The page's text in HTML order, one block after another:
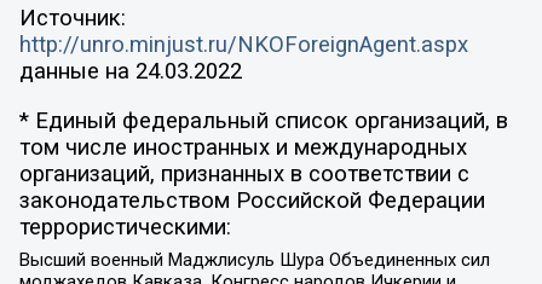
Источник:
http://unro.minjust.ru/NKOForeignAgent.aspx
данные на 24.03.2022
* Единый федеральный список организаций, в
том числе иностранных и международных
организаций, признанных в соответствии с
законодательством Российской Федерации
террористическими:
Высший военный Маджлисуль Шура Объединенных сил